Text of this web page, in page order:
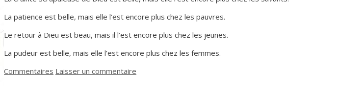
La patience est belle, mais elle l’est encore plus chez les pauvres.
Le retour à Dieu est beau, mais il l’est encore plus chez les jeunes.
La pudeur est belle, mais elle l’est encore plus chez les femmes.
Catégories
Commentaires Laisser un commentaire